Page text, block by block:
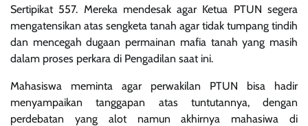
Sertipikat 557. Mereka mendesak agar Ketua PTUN segera
mengatensikan atas sengketa tanah agar tidak tumpang tindih
dan mencegah dugaan permainan mafia tanah yang masih
dalam proses perkara di Pengadilan saat ini.
Mahasiswa meminta agar perwakilan PTUN bisa hadir
menyampaikan tanggapan atas tuntutannya, dengan
perdebatan yang alot namun akhirnya mahasiwa di